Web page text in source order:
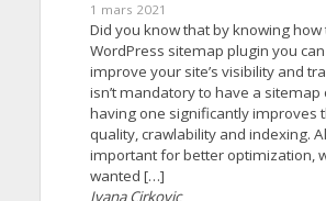
1 mars 2021
Did you know that by knowing how
WordPress sitemap plugin you
improve your site’s visibility and
isn’t mandatory to have a sitemap
having one significantly improves
quality, crawlability and indexing.
important for better optimization,
wanted […]